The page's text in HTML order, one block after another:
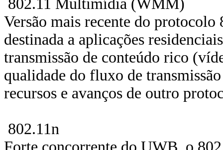
802.11 Multimídia (WMM)
Versão mais recente do
destinada a aplicações
transmissão de conteúdo rico
qualidade do fluxo de
recursos e avanços de outro
802.11n